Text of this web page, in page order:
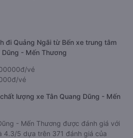
đi Quảng Ngãi từ Bến xe trung tâm
- Mến Thương
vé
vé
lượng xe Tân Quang Dũng - Mến
- Mến Thương được đánh giá với
4.3/5 dựa trên 371 đánh giá của